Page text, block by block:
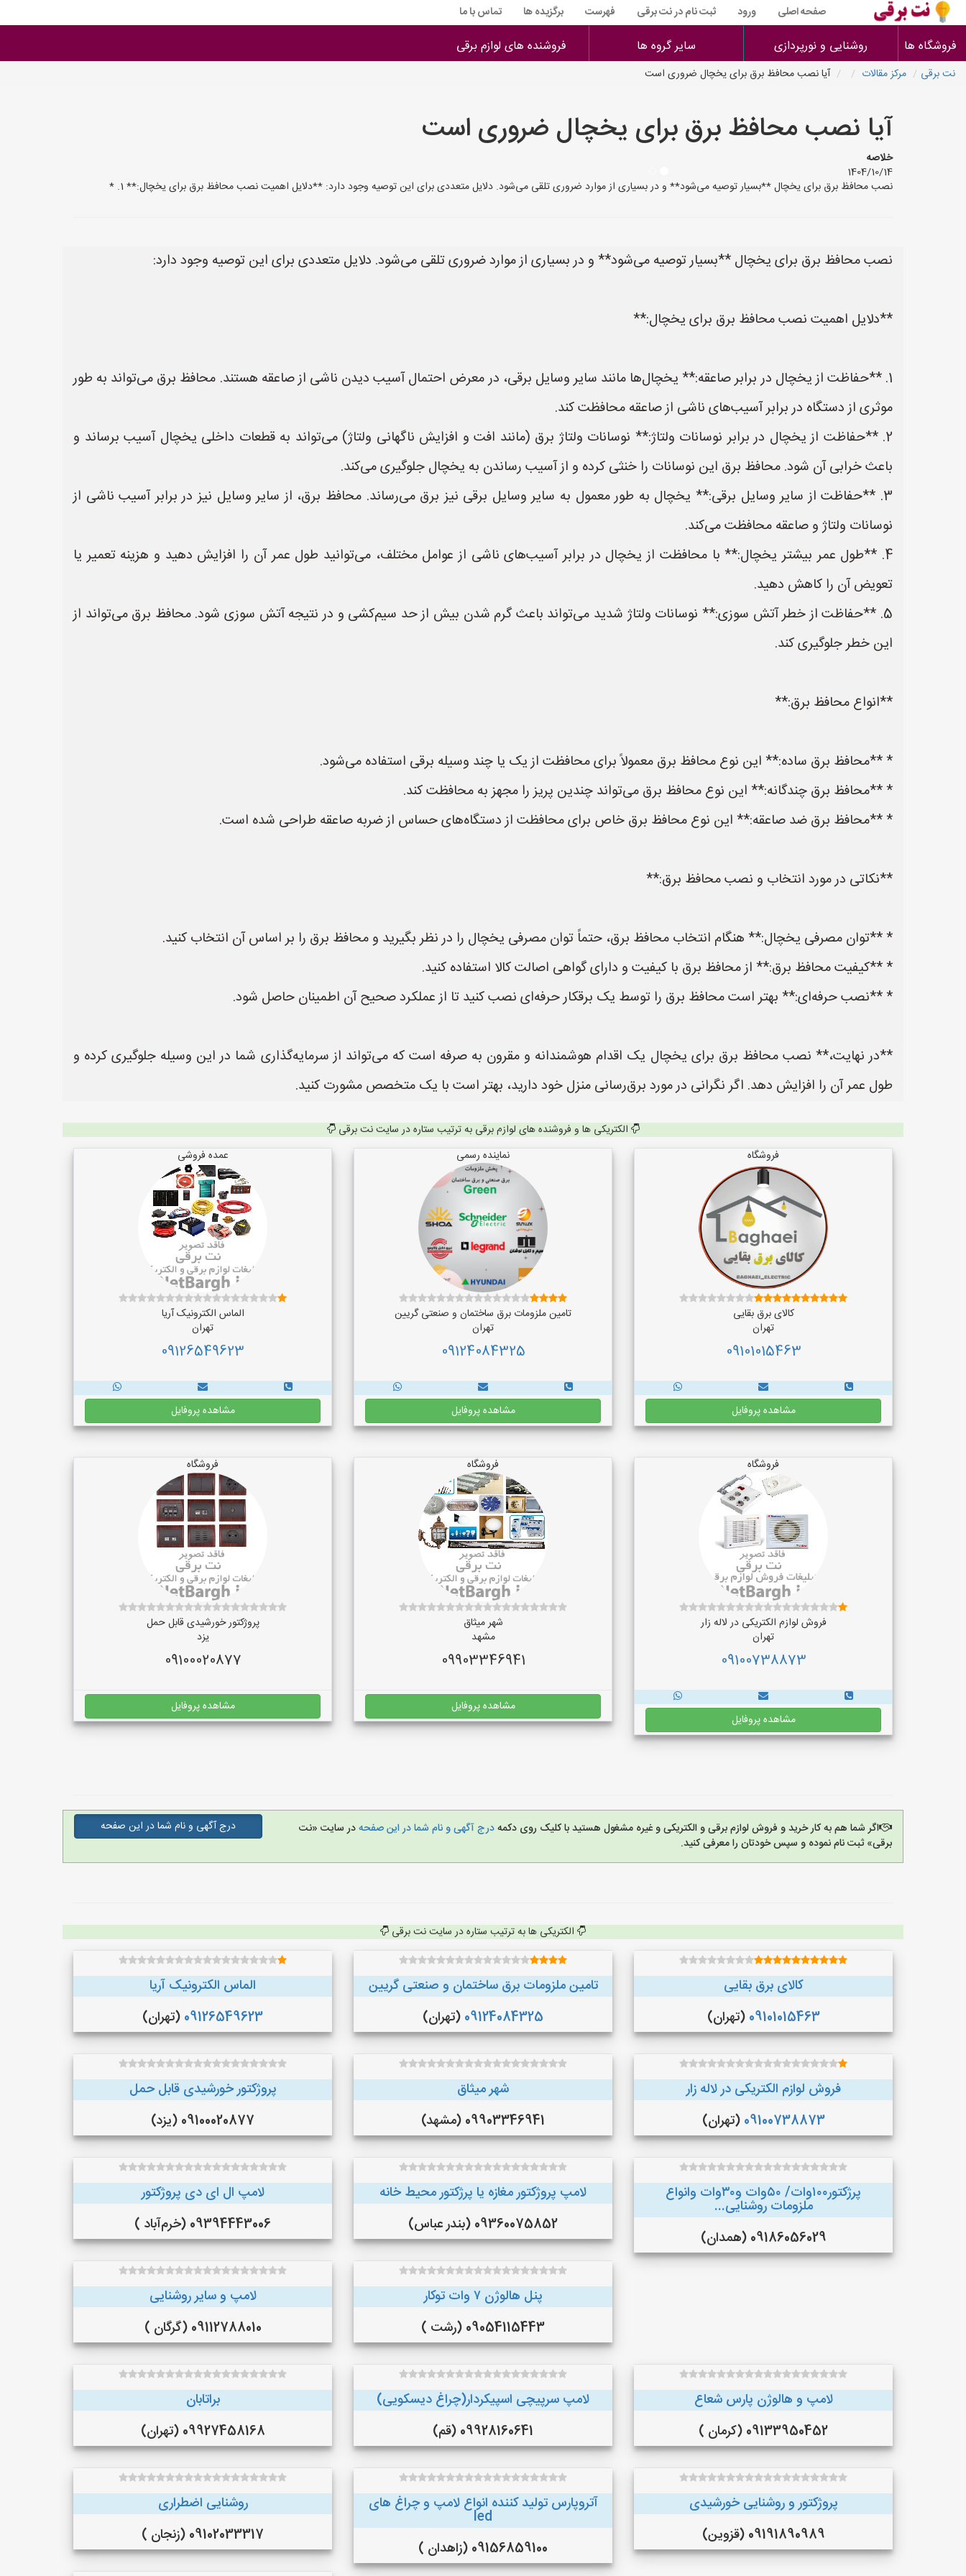
صفحه اصلی ورود ثبت نام در نت برقی فهرست برگزیده ها تماس با ما
فروشگاه ها روشنایی و نورپردازی سایر گروه ها فروشنده های لوازم برقی
نت برقی مرکز مقالات آیا نصب محافظ برق برای یخچال ضروری است
آیا نصب محافظ برق برای یخچال ضروری است
خلاصه
1404/10/14
نصب محافظ برق برای یخچال **بسیار توصیه می‌شود** و در بسیاری از موارد ضروری تلقی می‌شود. دلایل متعددی برای این توصیه وجود دارد: **دلایل اهمیت نصب محافظ برق برای یخچال:** 1. *
نصب محافظ برق برای یخچال **بسیار توصیه می‌شود** و در بسیاری از موارد ضروری تلقی می‌شود. دلایل متعددی برای این توصیه وجود دارد:
**دلایل اهمیت نصب محافظ برق برای یخچال:**
1. **حفاظت از یخچال در برابر صاعقه:** یخچال‌ها مانند سایر وسایل برقی، در معرض احتمال آسیب دیدن ناشی از صاعقه هستند. محافظ برق می‌تواند به طور
موثری از دستگاه در برابر آسیب‌های ناشی از صاعقه محافظت کند.
2. **حفاظت از یخچال در برابر نوسانات ولتاژ:** نوسانات ولتاژ برق (مانند افت و افزایش ناگهانی ولتاژ) می‌تواند به قطعات داخلی یخچال آسیب برساند و
باعث خرابی آن شود. محافظ برق این نوسانات را خنثی کرده و از آسیب رساندن به یخچال جلوگیری می‌کند.
3. **حفاظت از سایر وسایل برقی:** یخچال به طور معمول به سایر وسایل برقی نیز برق می‌رساند. محافظ برق، از سایر وسایل نیز در برابر آسیب ناشی از
نوسانات ولتاژ و صاعقه محافظت می‌کند.
4. **طول عمر بیشتر یخچال:** با محافظت از یخچال در برابر آسیب‌های ناشی از عوامل مختلف، می‌توانید طول عمر آن را افزایش دهید و هزینه تعمیر یا
تعویض آن را کاهش دهید.
5. **حفاظت از خطر آتش سوزی:** نوسانات ولتاژ شدید می‌تواند باعث گرم شدن بیش از حد سیم‌کشی و در نتیجه آتش سوزی شود. محافظ برق می‌تواند از
این خطر جلوگیری کند.
**انواع محافظ برق:**
* **محافظ برق ساده:** این نوع محافظ برق معمولاً برای محافظت از یک یا چند وسیله برقی استفاده می‌شود.
* **محافظ برق چندگانه:** این نوع محافظ برق می‌تواند چندین پریز را مجهز به محافظت کند.
* **محافظ برق ضد صاعقه:** این نوع محافظ برق خاص برای محافظت از دستگاه‌های حساس از ضربه صاعقه طراحی شده است.
**نکاتی در مورد انتخاب و نصب محافظ برق:**
* **توان مصرفی یخچال:** هنگام انتخاب محافظ برق، حتماً توان مصرفی یخچال را در نظر بگیرید و محافظ برق را بر اساس آن انتخاب کنید.
* **کیفیت محافظ برق:** از محافظ برق با کیفیت و دارای گواهی اصالت کالا استفاده کنید.
* **نصب حرفه‌ای:** بهتر است محافظ برق را توسط یک برقکار حرفه‌ای نصب کنید تا از عملکرد صحیح آن اطمینان حاصل شود.
**در نهایت،** نصب محافظ برق برای یخچال یک اقدام هوشمندانه و مقرون به صرفه است که می‌تواند از سرمایه‌گذاری شما در این وسیله جلوگیری کرده و
طول عمر آن را افزایش دهد. اگر نگرانی در مورد برق‌رسانی منزل خود دارید، بهتر است با یک متخصص مشورت کنید.
الکتریکی ها و فروشنده های لوازم برقی به ترتیب ستاره در سایت نت برقی
فروشگاه
کالای برق بقایی
تهران
09101015463
مشاهده پروفایل
نماینده رسمی
تامین ملزومات برق ساختمان و صنعتی گریین
تهران
09124084325
مشاهده پروفایل
عمده فروشی
الماس الکترونیک آریا
تهران
09126549623
مشاهده پروفایل
فروشگاه
فروش لوازم الکتریکی در لاله زار
تهران
09100738873
مشاهده پروفایل
فروشگاه
شهر میثاق
مشهد
09903346941
مشاهده پروفایل
فروشگاه
پروژکتور خورشیدی قابل حمل
یزد
09100020877
مشاهده پروفایل
اگر شما هم به کار خرید و فروش لوازم برقی و الکتریکی و غیره مشغول هستید با کلیک روی دکمهدرج آگهی و نام شما در این صفحهدر سایت «نت
برقی» ثبت نام نموده و سپس خودتان را معرفی کنید.
درج آگهی و نام شما در این صفحه
الکتریکی ها به ترتیب ستاره در سایت نت برقی
کالای برق بقایی
09101015463 (تهران)
تامین ملزومات برق ساختمان و صنعتی گریین
09124084325 (تهران)
الماس الکترونیک آریا
09126549623 (تهران)
فروش لوازم الکتریکی در لاله زار
09100738873 (تهران)
شهر میثاق
09903346941 (مشهد)
پروژکتور خورشیدی قابل حمل
09100020877 (یزد)
پرژکتور۱۰۰وات/ ۵۰وات و۳۰وات وانواع
ملزومات روشنایی...
09186056029 (همدان)
لامپ پروژکتور مغازه یا پرژکتور محیط خانه
09360075852 (بندر عباس)
لامپ ال ای دی پروژکتور
09394443006 (خرم‌آباد )
پنل هالوژن ۷ وات توکار
09054115443 (رشت )
لامپ و سایر روشنایی
09112788010 (گرگان )
لامپ و هالوژن پارس شعاع
09133950452 (کرمان )
لامپ سرپیچی اسپیکردار(چراغ دیسکویی)
09928160641 (قم)
براتابان
09927458168 (تهران)
پروژکتور و روشنایی خورشیدی
09191890989 (قزوین)
آتروپارس تولید کننده انواع لامپ و چراغ های
led
09156859100 (زاهدان )
روشنایی اضطراری
09102033317 (زنجان )